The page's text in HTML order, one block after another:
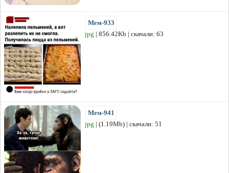
Мем-933
jpg | 856.42Kb | скачали: 63
Мем-941
jpg | (1.19Mb) | скачали: 51